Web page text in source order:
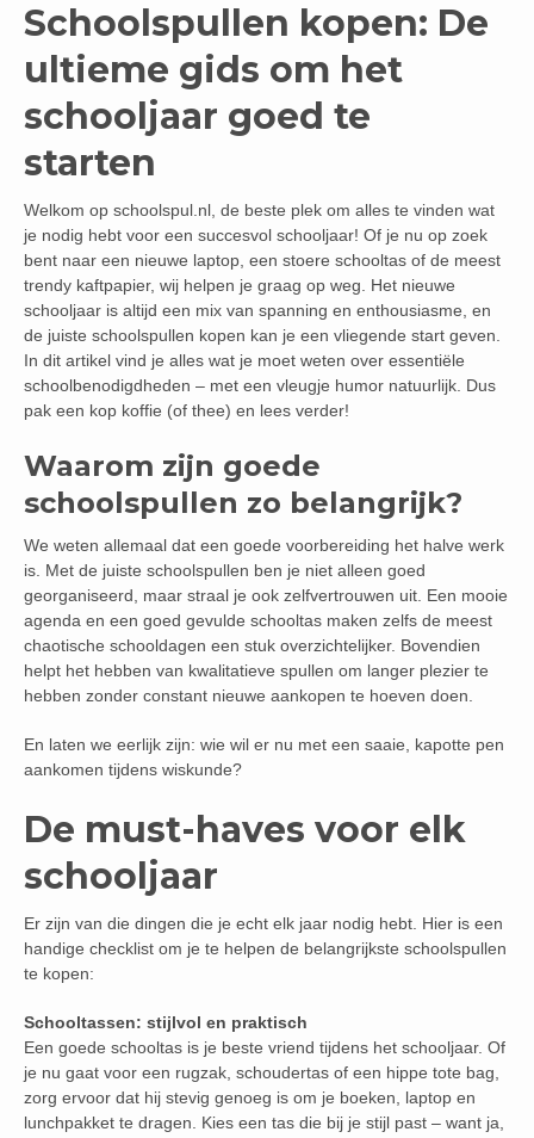
Schoolspullen kopen: De
ultieme gids om het
schooljaar goed te
starten
Welkom op schoolspul.nl, de beste plek om alles te vinden wat
je nodig hebt voor een succesvol schooljaar! Of je nu op zoek
bent naar een nieuwe laptop, een stoere schooltas of de meest
trendy kaftpapier, wij helpen je graag op weg. Het nieuwe
schooljaar is altijd een mix van spanning en enthousiasme, en
de juiste schoolspullen kopen kan je een vliegende start geven.
In dit artikel vind je alles wat je moet weten over essentiële
schoolbenodigdheden – met een vleugje humor natuurlijk. Dus
pak een kop koffie (of thee) en lees verder!
Waarom zijn goede
schoolspullen zo belangrijk?
We weten allemaal dat een goede voorbereiding het halve werk
is. Met de juiste schoolspullen ben je niet alleen goed
georganiseerd, maar straal je ook zelfvertrouwen uit. Een mooie
agenda en een goed gevulde schooltas maken zelfs de meest
chaotische schooldagen een stuk overzichtelijker. Bovendien
helpt het hebben van kwalitatieve spullen om langer plezier te
hebben zonder constant nieuwe aankopen te hoeven doen.
En laten we eerlijk zijn: wie wil er nu met een saaie, kapotte pen
aankomen tijdens wiskunde?
De must-haves voor elk
schooljaar
Er zijn van die dingen die je echt elk jaar nodig hebt. Hier is een
handige checklist om je te helpen de belangrijkste schoolspullen
te kopen:
Schooltassen: stijlvol en praktisch
Een goede schooltas is je beste vriend tijdens het schooljaar. Of
je nu gaat voor een rugzak, schoudertas of een hippe tote bag,
zorg ervoor dat hij stevig genoeg is om je boeken, laptop en
lunchpakket te dragen. Kies een tas die bij je stijl past – want ja,